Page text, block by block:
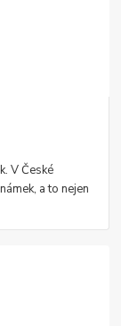
V České
a to nejen